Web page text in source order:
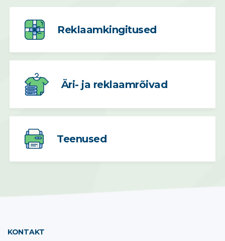
Reklaamkingitused
Äri- ja reklaamrõivad
Teenused
KONTAKT